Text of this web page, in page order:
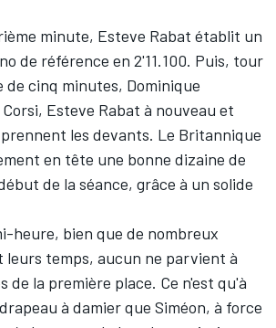
minute, Esteve Rabat établit un
de référence en 2'11.100. Puis, tour
de cinq minutes, Dominique
Esteve Rabat à nouveau et
les devants. Le Britannique
en tête une bonne dizaine de
de la séance, grâce à un solide
heure, bien que de nombreux
leurs temps, aucun ne parvient à
de la première place. Ce n'est qu'à
à damier que Siméon, à force